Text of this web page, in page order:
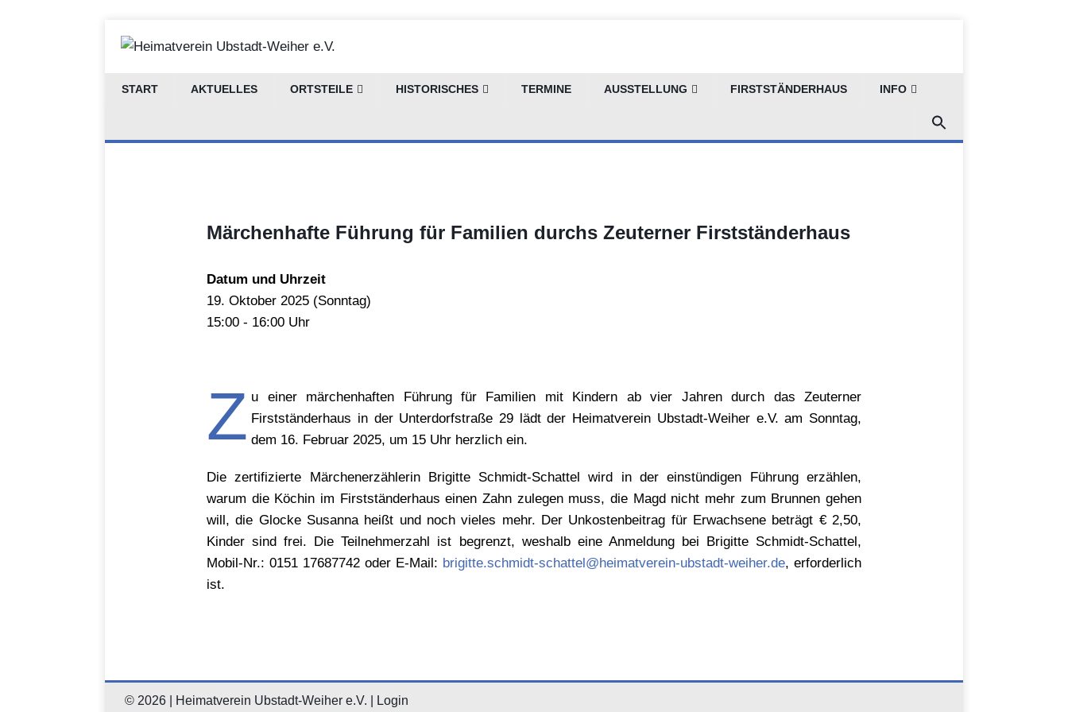
START AKTUELLES ORTSTEILE HISTORISCHES TERMINE AUSSTELLUNG FIRSTSTÄNDERHAUS INFO
Märchenhafte Führung für Familien durchs Zeuterner Firstständerhaus
Datum und Uhrzeit
19. Oktober 2025 (Sonntag)
15:00 - 16:00 Uhr
Z u einer märchenhaften Führung für Familien mit Kindern ab vier Jahren durch das Zeuterner
Firstständerhaus in der Unterdorfstraße 29 lädt der Heimatverein Ubstadt-Weiher e.V. am Sonntag,
dem 16. Februar 2025, um 15 Uhr herzlich ein.
Die zertifizierte Märchenerzählerin Brigitte Schmidt-Schattel wird in der einstündigen Führung erzählen,
warum die Köchin im Firstständerhaus einen Zahn zulegen muss, die Magd nicht mehr zum Brunnen gehen
will, die Glocke Susanna heißt und noch vieles mehr. Der Unkostenbeitrag für Erwachsene beträgt € 2,50,
Kinder sind frei. Die Teilnehmerzahl ist begrenzt, weshalb eine Anmeldung bei Brigitte Schmidt-Schattel,
Mobil-Nr.: 0151 17687742 oder E-Mail: brigitte.schmidt-schattel@heimatverein-ubstadt-weiher.de, erforderlich
ist.
© 2026 | Heimatverein Ubstadt-Weiher e.V. | Login